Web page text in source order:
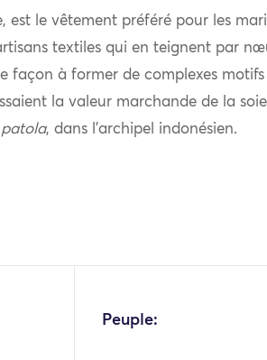
est le vêtement préféré pour les
textiles qui en teignent par
façon à former de complexes
la valeur marchande de la
patola, dans l’archipel indonésien.
Peuple: